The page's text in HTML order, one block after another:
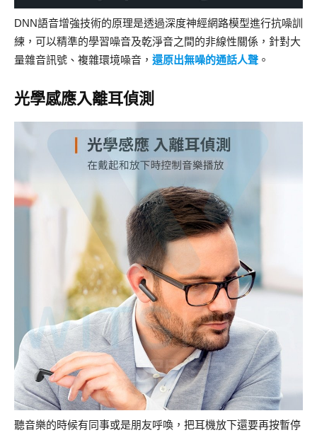
DNN語音增強技術的原理是透過深度神經網路模型進行抗噪訓
練，可以精準的學習噪音及乾淨音之間的非線性關係，針對大
量雜音訊號、複雜環境噪音， 還原出無噪的通話人聲 。
光學感應入離耳偵測
聽音樂的時候有同事或是朋友呼喚，把耳機放下還要再按暫停